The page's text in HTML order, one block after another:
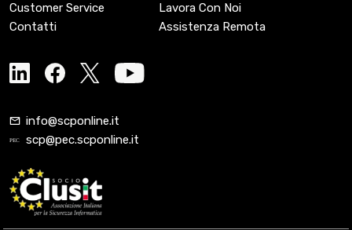
Customer Service
Lavora Con Noi
Contatti
Assistenza Remota
info@scponline.it
scp@pec.scponline.it